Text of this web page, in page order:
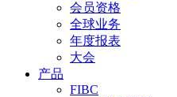
会员资格
全球业务
年度报表
大会
产品
FIBC